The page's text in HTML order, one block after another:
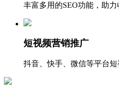
丰富多用的SEO功能，助
短视频营销推广
抖音、快手、微信等平台